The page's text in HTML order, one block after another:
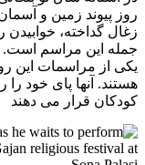
روز پیوند زمین و
زغال گداخته،
جمله این مراسم است.
یکی از مراسمات این
هستند. آنها پای خود
کودکان قرار می دهند